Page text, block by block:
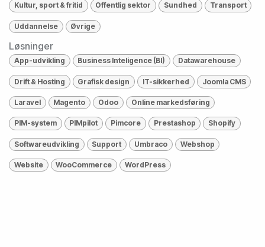
Kultur, sport & fritid Offentlig sektor Sundhed Transport
Uddannelse Øvrige
Løsninger
App-udvikling Business Inteligence (BI) Datawarehouse
Drift & Hosting Grafisk design IT-sikkerhed Joomla CMS
Laravel Magento Odoo Online markedsføring
PIM-system PIMpilot Pimcore Prestashop Shopify
Softwareudvikling Support Umbraco Webshop
Website WooCommerce WordPress